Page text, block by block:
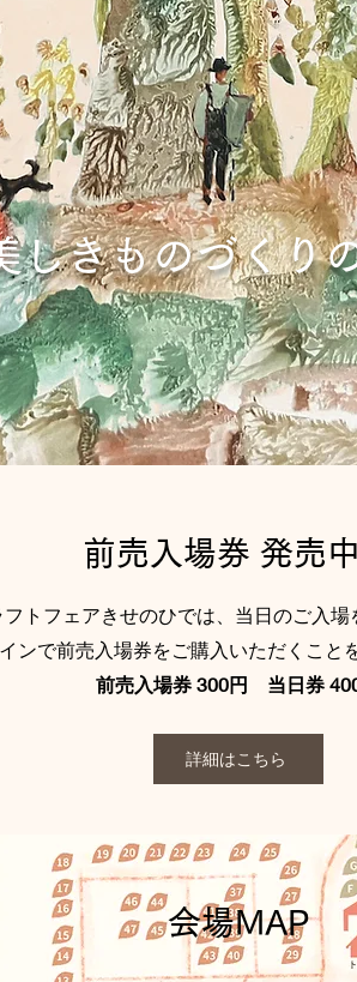
しきものづくり
前売入場券 発売中
トフェアきせのひでは、当日のご入場
ンで前売入場券をご購入いただくこと
前売入場券 300円 当日券
詳細はこちら
会場MAP